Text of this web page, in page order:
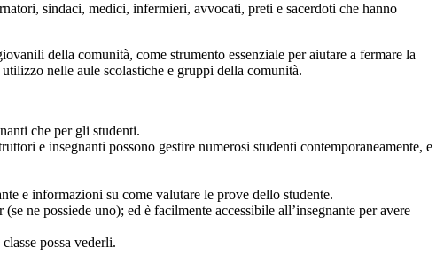
sindaci, medici, infermieri, avvocati, preti e sacerdoti che hanno
della comunità, come strumento essenziale per aiutare a fermare la
nelle aule scolastiche e gruppi della comunità.